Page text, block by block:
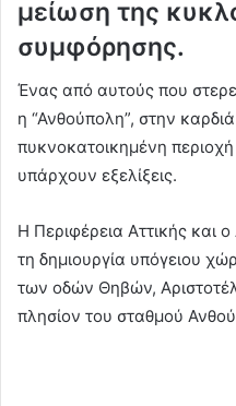
μείωση της
συμφόρησης.
Ένας από αυτούς που
η “Ανθούπολη”, στην
πυκνοκατοικημένη
υπάρχουν εξελίξεις.
Η Περιφέρεια Αττικής και
τη δημιουργία υπόγειου
των οδών Θηβών,
πλησίον του σταθμού